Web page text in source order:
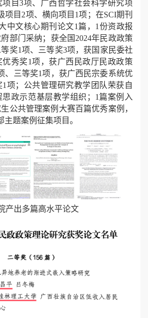
目3项、广西哲学社会科学研究项
项目2项、横向项目1项；在SCI期刊
中文核心期刊论文1篇，1份资政报
部门采纳；获全国2024年民政政策
奖1项、三等奖3项，获国家民委社
秀奖1项，获广西民政厅民政政策
、三等奖1项，获广西民宗委系统优
项；公共管理研究教学团队荣获自
政示范基层教学组织；1篇案例入
公共管理案例大赛百篇优秀案例，
主题案例征集项目。
产出多篇高水平论文